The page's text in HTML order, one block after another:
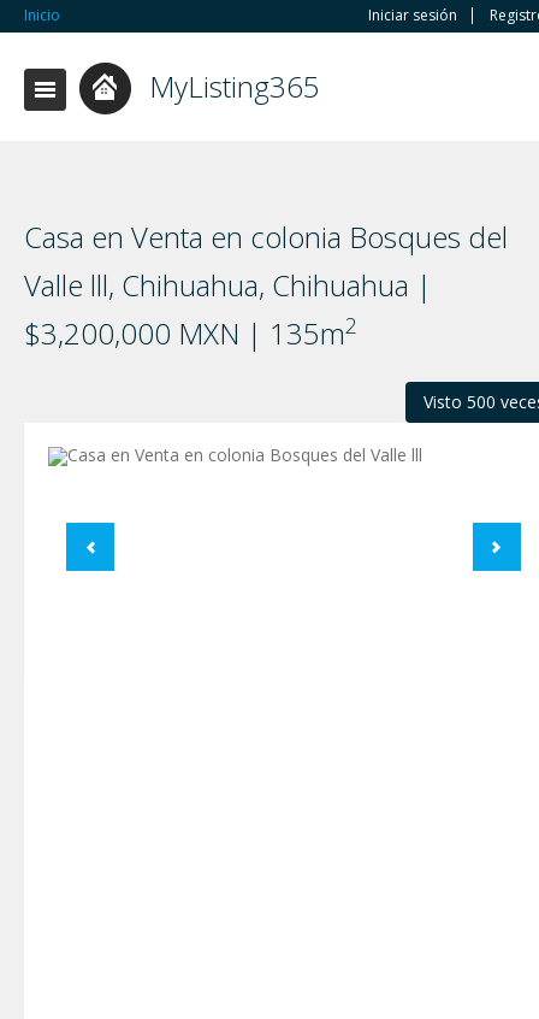
Inicio Iniciar sesión
MyListing365
Casa en Venta en colonia Bosques del
Valle lll, Chihuahua, Chihuahua |
$3,200,000 MXN | 135m2
Visto 500